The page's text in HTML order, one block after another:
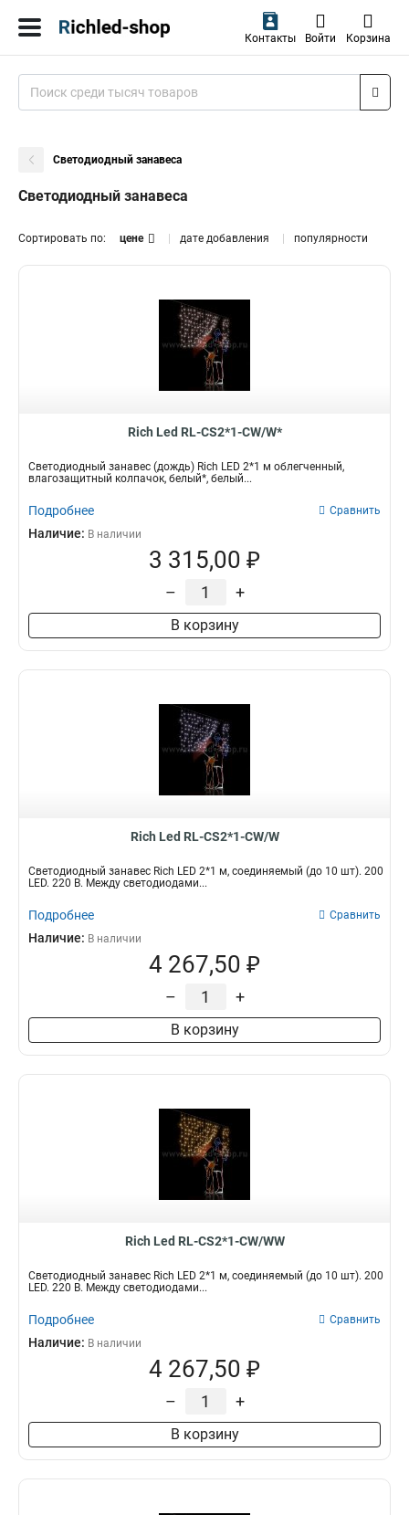
Контакты Войти Корзина
Светодиодный занавеса
Светодиодный занавеса
Сортировать по: цене дате добавления популярности
Rich Led RL-CS2*1-CW/W*
Светодиодный занавес (дождь) Rich LED 2*1 м облегченный,
влагозащитный колпачок, белый*, белый...
Подробнее Сравнить
Наличие: В наличии
3 315,00 ₽
– +
В корзину
Rich Led RL-CS2*1-CW/W
Светодиодный занавес Rich LED 2*1 м, соединяемый (до 10 шт). 200
LED. 220 В. Между светодиодами...
Подробнее Сравнить
Наличие: В наличии
4 267,50 ₽
– +
В корзину
Rich Led RL-CS2*1-CW/WW
Светодиодный занавес Rich LED 2*1 м, соединяемый (до 10 шт). 200
LED. 220 В. Между светодиодами...
Подробнее Сравнить
Наличие: В наличии
4 267,50 ₽
– +
В корзину